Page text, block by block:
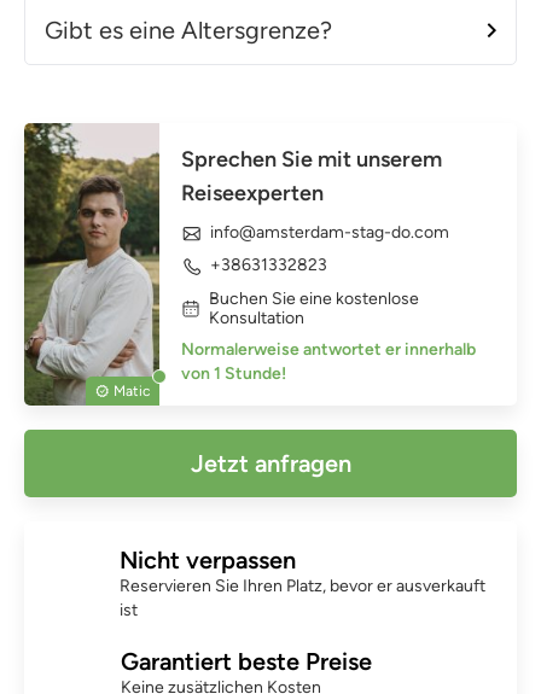
Gibt es eine Altersgrenze?
Matic
Sprechen Sie mit unserem
Reiseexperten
info@amsterdam-stag-do.com
+38631332823
Buchen Sie eine kostenlose
Konsultation
Normalerweise antwortet er innerhalb
von 1 Stunde!
Jetzt anfragen
Nicht verpassen
Reservieren Sie Ihren Platz, bevor er ausverkauft
ist
Garantiert beste Preise
Keine zusätzlichen Kosten